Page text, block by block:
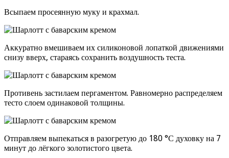
Всыпаем просеянную муку и крахмал.
Аккуратно вмешиваем их силиконовой лопаткой движениями
снизу вверх, стараясь сохранить воздушность теста.
Противень застилаем пергаментом. Равномерно распределяем
тесто слоем одинаковой толщины.
Отправляем выпекаться в разогретую до 180 °С духовку на 7
минут до лёгкого золотистого цвета.